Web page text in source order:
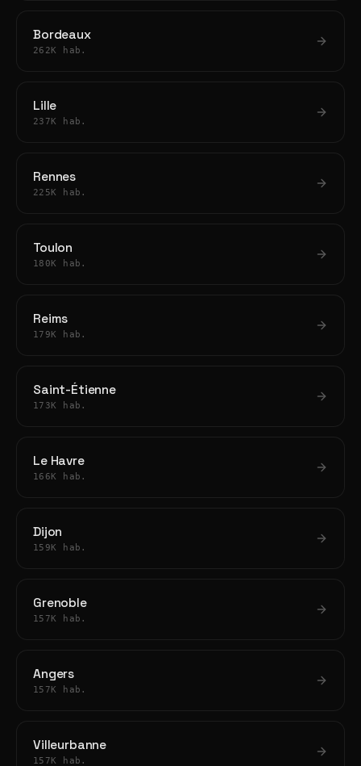
Bordeaux
262K hab.
Lille
237K hab.
Rennes
225K hab.
Toulon
180K hab.
Reims
179K hab.
Saint-Étienne
173K hab.
Le Havre
166K hab.
Dijon
159K hab.
Grenoble
157K hab.
Angers
157K hab.
Villeurbanne
157K hab.